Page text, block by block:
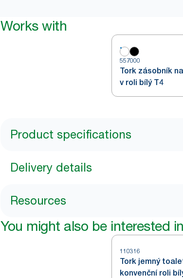
Works with
557000
Tork zásobník
v roli bílý T4
Product specifications
Delivery details
Resources
You might also be interested
110316
Tork jemný
konvenční roli